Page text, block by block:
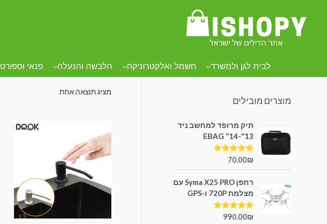
לבית לגן ולמשרד חשמל ואלקטרוניקה הלבשה והנעלה פנאי וספורט
קטגוריות מוצרים
מוצרים מובילים
תיק מרופד למחשב ניד
13"-14" EBAG
דורג5.00
70.00₪
רחפן Syma X25 PRO עם
מצלמת 720P ו-GPS
דורג5.00
990.00₪
סבון נוזלי
מציג תוצאה אחת